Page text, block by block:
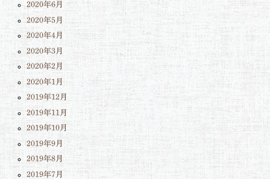
2020年6月
2020年5月
2020年4月
2020年3月
2020年2月
2020年1月
2019年12月
2019年11月
2019年10月
2019年9月
2019年8月
2019年7月